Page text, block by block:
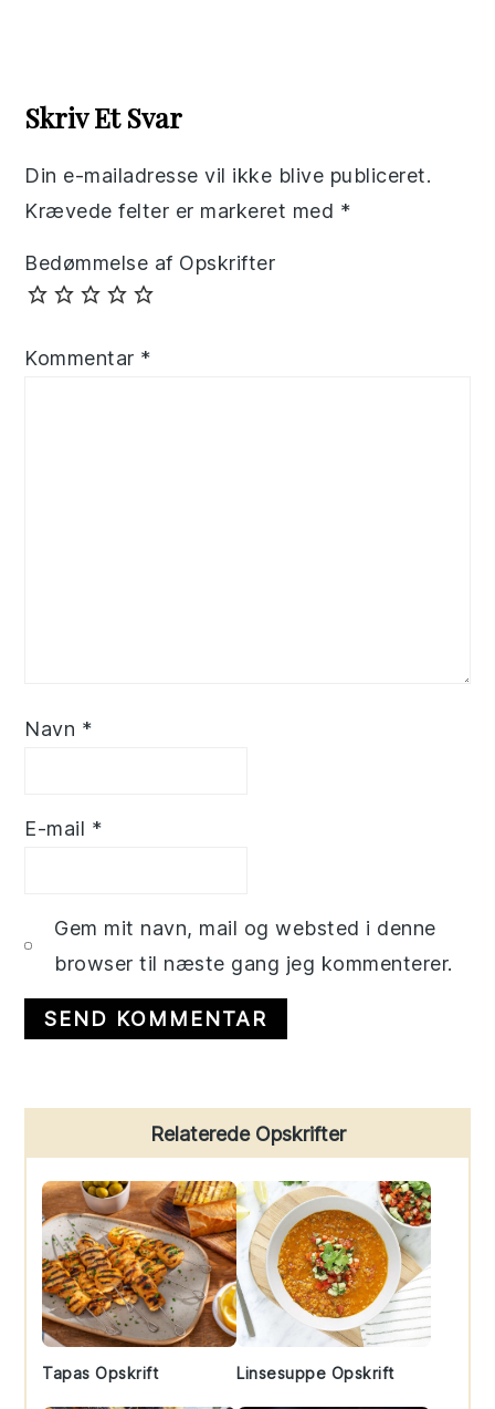
Interactions
Skriv Et Svar
Din e-mailadresse vil ikke blive publiceret.
Krævede felter er markeret med *
Bedømmelse af Opskrifter
Kommentar *
Navn *
E-mail *
Gem mit navn, mail og websted i denne
browser til næste gang jeg kommenterer.
Sidebar
Relaterede Opskrifter
Tapas Opskrift Linsesuppe Opskrift